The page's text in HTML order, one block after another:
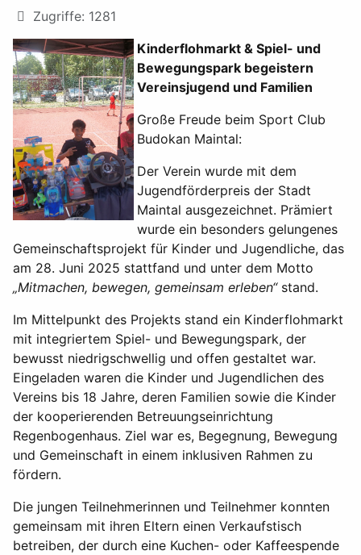
Zugriffe: 1281
Kinderflohmarkt & Spiel- und
Bewegungspark begeistern
Vereinsjugend und Familien
Große Freude beim Sport Club
Budokan Maintal:
Der Verein wurde mit dem
Jugendförderpreis der Stadt
Maintal ausgezeichnet. Prämiert
wurde ein besonders gelungenes
Gemeinschaftsprojekt für Kinder und Jugendliche, das
am 28. Juni 2025 stattfand und unter dem Motto
„Mitmachen, bewegen, gemeinsam erleben“stand.
Im Mittelpunkt des Projekts stand ein Kinderflohmarkt
mit integriertem Spiel- und Bewegungspark, der
bewusst niedrigschwellig und offen gestaltet war.
Eingeladen waren die Kinder und Jugendlichen des
Vereins bis 18 Jahre, deren Familien sowie die Kinder
der kooperierenden Betreuungseinrichtung
Regenbogenhaus. Ziel war es, Begegnung, Bewegung
und Gemeinschaft in einem inklusiven Rahmen zu
fördern.
Die jungen Teilnehmerinnen und Teilnehmer konnten
gemeinsam mit ihren Eltern einen Verkaufstisch
betreiben, der durch eine Kuchen- oder Kaffeespende